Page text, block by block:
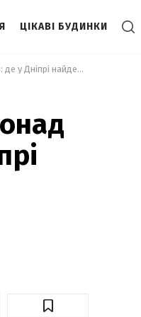
ЦІКАВІ БУДИНКИ
Різниця між районами – понад 19 тисяч доларів: де у Дніпрі найдешевші квартири та оренда